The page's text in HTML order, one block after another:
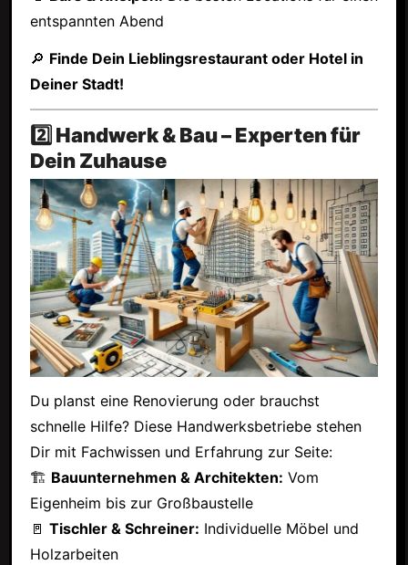
entspannten Abend
🔎 Finde Dein Lieblingsrestaurant oder Hotel in
Deiner Stadt!
2️⃣ Handwerk & Bau – Experten für
Dein Zuhause
Du planst eine Renovierung oder brauchst
schnelle Hilfe? Diese Handwerksbetriebe stehen
Dir mit Fachwissen und Erfahrung zur Seite:
🏗 Bauunternehmen & Architekten: Vom
Eigenheim bis zur Großbaustelle
🚪 Tischler & Schreiner: Individuelle Möbel und
Holzarbeiten